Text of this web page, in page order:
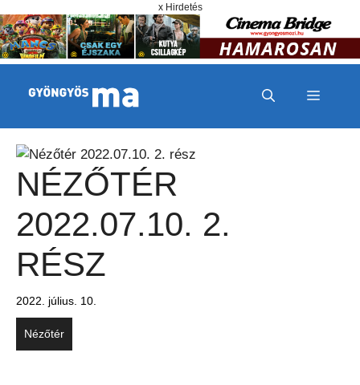
x Hirdetés
MENÜ
NÉZŐTÉR
2022.07.10. 2.
RÉSZ
2022. július. 10.
Nézőtér